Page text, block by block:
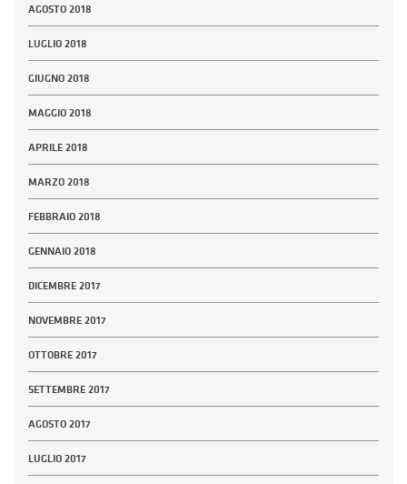
AGOSTO 2018
LUGLIO 2018
GIUGNO 2018
MAGGIO 2018
APRILE 2018
MARZO 2018
FEBBRAIO 2018
GENNAIO 2018
DICEMBRE 2017
NOVEMBRE 2017
OTTOBRE 2017
SETTEMBRE 2017
AGOSTO 2017
LUGLIO 2017